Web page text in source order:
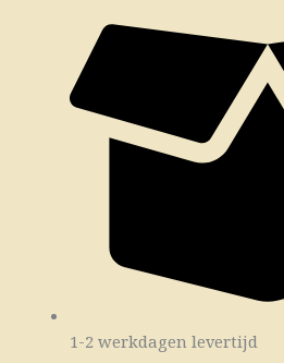
1-2 werkdagen levertijd